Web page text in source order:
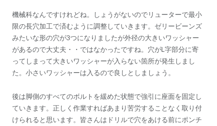
機械科なんですけれどね。しょうがないのでリューターで最小
限の長穴加工で済むように調整していきます。ゼリービーンズ
みたいな形の穴が3つになりましたが外径の大きいワッシャー
があるので大丈夫・・ではなかったですね。穴がL字部分に寄
ってしまって大きいワッシャーが入らない箇所が発生しまし
た。小さいワッシャーは入るので良しとしましょう。
後は脚側のすべてのボルトを緩めた状態で強引に座面を固定し
ていきます。正しく作業すればあまり苦労することなく取り付
けられると思います。皆さんはドリルで穴をあける前にポンチ